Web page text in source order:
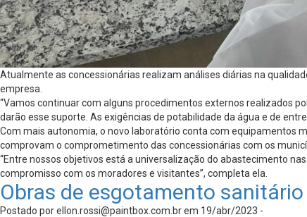
Atualmente as concessionárias realizam análises diárias na
empresa.
“Vamos continuar com alguns procedimentos externos realizados
darão esse suporte. As exigências de potabilidade da água e de
Com mais autonomia, o novo laboratório conta com equipamentos
comprovam o comprometimento das concessionárias com os
“Entre nossos objetivos está a universalização do abastecimento
compromisso com os moradores e visitantes”, completa ela.
Obras de esgotamento
Postado porellon.rossi@paintbox.com.brem 19/abr/2023 -